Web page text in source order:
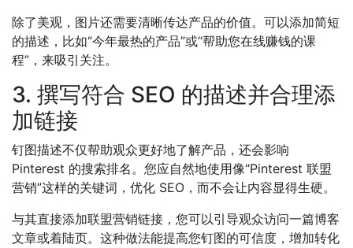
除了美观，图片还需要清晰传达产品的价值。可以添加简短
的描述，比如“今年最热的产品”或“帮助您在线赚钱的课
程”，来吸引关注。
3. 撰写符合 SEO 的描述并合理添
加链接
钉图描述不仅帮助观众更好地了解产品，还会影响
Pinterest 的搜索排名。您应自然地使用像“Pinterest 联盟
营销”这样的关键词，优化 SEO，而不会让内容显得生硬。
与其直接添加联盟营销链接，您可以引导观众访问一篇博客
文章或着陆页。这种做法能提高您钉图的可信度，增加转化